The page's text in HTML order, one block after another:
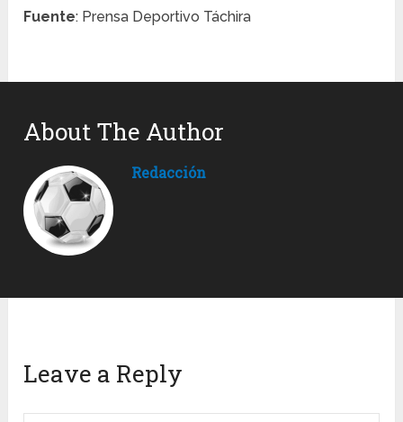
Fuente: Prensa Deportivo Táchira
About The Author
Redacción
Leave a Reply